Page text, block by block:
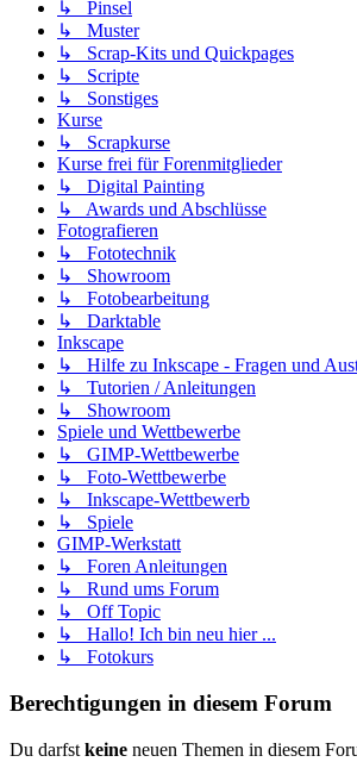
↳ Pinsel
↳ Muster
↳ Scrap-Kits und Quickpages
↳ Scripte
↳ Sonstiges
Kurse
↳ Scrapkurse
Kurse frei für Forenmitglieder
↳ Digital Painting
↳ Awards und Abschlüsse
Fotografieren
↳ Fototechnik
↳ Showroom
↳ Fotobearbeitung
↳ Darktable
Inkscape
↳ Hilfe zu Inkscape - Fragen und
↳ Tutorien / Anleitungen
↳ Showroom
Spiele und Wettbewerbe
↳ GIMP-Wettbewerbe
↳ Foto-Wettbewerbe
↳ Inkscape-Wettbewerb
↳ Spiele
GIMP-Werkstatt
↳ Foren Anleitungen
↳ Rund ums Forum
↳ Off Topic
↳ Hallo! Ich bin neu hier ...
↳ Fotokurs
Berechtigungen in diesem Forum
Du darfst keine neuen Themen in diesem